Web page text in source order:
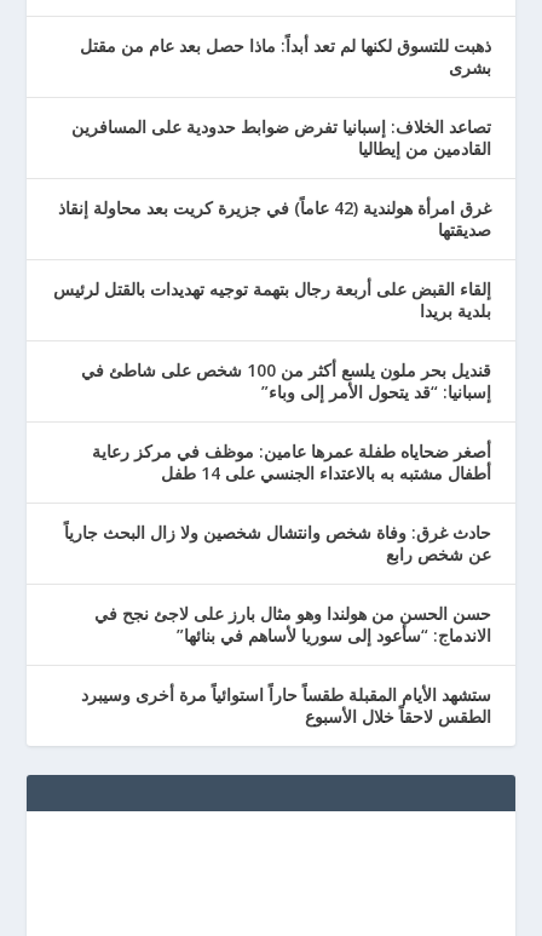
ذهبت للتسوق لكنها لم تعد أبداً: ماذا حصل بعد عام من مقتل
بشرى
تصاعد الخلاف: إسبانيا تفرض ضوابط حدودية على المسافرين
القادمين من إيطاليا
غرق امرأة هولندية (42 عاماً) في جزيرة كريت بعد محاولة إنقاذ
صديقتها
إلقاء القبض على أربعة رجال بتهمة توجيه تهديدات بالقتل لرئيس
بلدية بريدا
قنديل بحر ملون يلسع أكثر من 100 شخص على شاطئ في
إسبانيا: “قد يتحول الأمر إلى وباء”
أصغر ضحاياه طفلة عمرها عامين: موظف في مركز رعاية
أطفال مشتبه به بالاعتداء الجنسي على 14 طفل
حادث غرق: وفاة شخص وانتشال شخصين ولا زال البحث جارياً
عن شخص رابع
حسن الحسن من هولندا وهو مثال بارز على لاجئ نجح في
الاندماج: “سأعود إلى سوريا لأساهم في بنائها”
ستشهد الأيام المقبلة طقساً حاراً استوائياً مرة أخرى وسيبرد
الطقس لاحقاً خلال الأسبوع